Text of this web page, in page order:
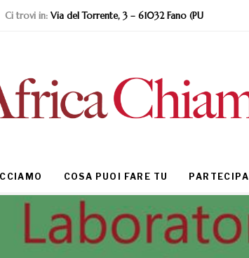
Ci trovi in: Via del Torrente, 3 – 61032 Fano (PU
COSA PUOI FARE TU PARTECIPA